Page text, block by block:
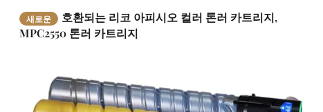
새로운
호환되는 리코 아피시오 컬러 톤러 카트리지,
MPC2550 톤러 카트리지